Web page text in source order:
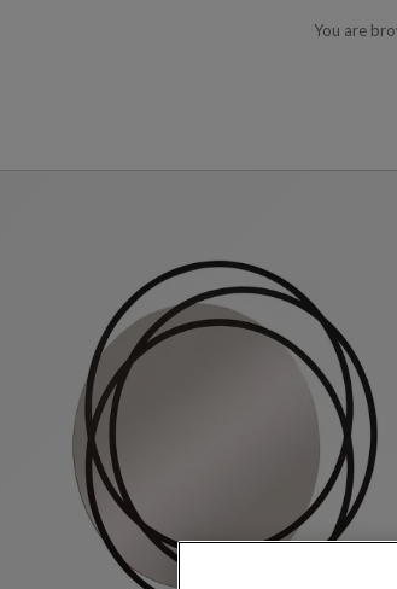
You are
? (vorschläge werden nachstehend angezeigt